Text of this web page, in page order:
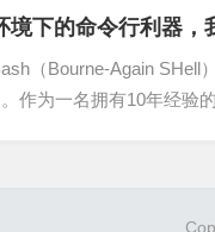
下的命令行利器，
（Bourne-Again SHell
作为一名拥有10年经验